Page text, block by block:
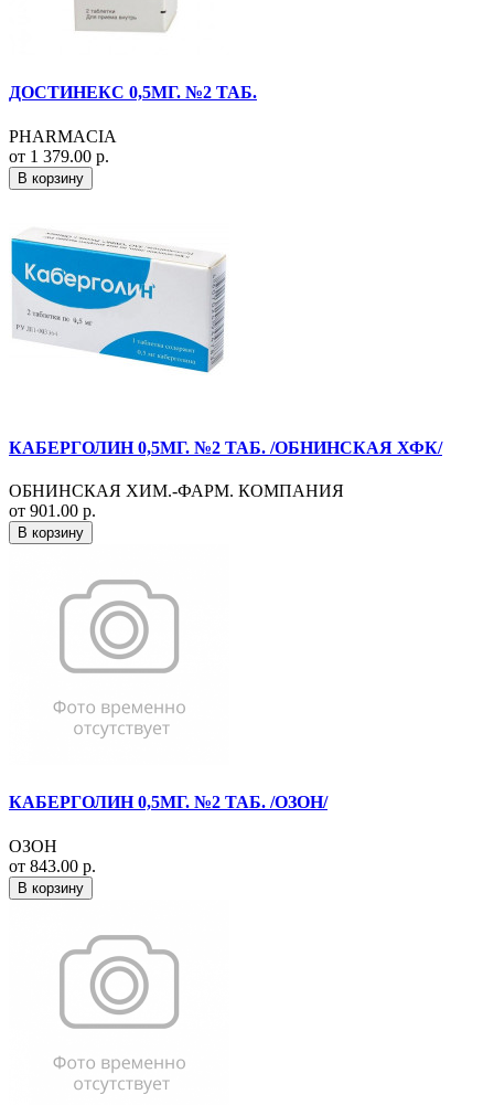
ДОСТИНЕКС 0,5МГ. №2 ТАБ.
PHARMACIA
от 1 379.00 р.
В корзину
КАБЕРГОЛИН 0,5МГ. №2 ТАБ. /ОБНИНСКАЯ ХФК/
ОБНИНСКАЯ ХИМ.-ФАРМ. КОМПАНИЯ
от 901.00 р.
В корзину
КАБЕРГОЛИН 0,5МГ. №2 ТАБ. /ОЗОН/
ОЗОН
от 843.00 р.
В корзину